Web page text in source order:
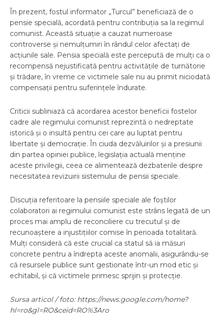
În prezent, fostul informator „Turcul” beneficiază de o
pensie specială, acordată pentru contribuția sa la regimul
comunist. Această situație a cauzat numeroase
controverse și nemulțumiri în rândul celor afectați de
acțiunile sale. Pensia specială este percepută de mulți ca o
recompensă nejustificată pentru activitățile de turnătorie
și trădare, în vreme ce victimele sale nu au primit niciodată
compensații pentru suferințele îndurate.
Criticii subliniază că acordarea acestor beneficii fostelor
cadre ale regimului comunist reprezintă o nedreptate
istorică și o insultă pentru cei care au luptat pentru
libertate și democrație. În ciuda dezvăluirilor și a presiunii
din partea opiniei publice, legislația actuală menține
aceste privilegii, ceea ce alimentează dezbaterile despre
necesitatea revizuirii sistemului de pensii speciale.
Discuția referitoare la pensiile speciale ale foștilor
colaboratori ai regimului comunist este strâns legată de un
proces mai amplu de reconciliere cu trecutul și de
recunoaștere a injustițiilor comise în perioada totalitară.
Mulți consideră că este crucial ca statul să ia măsuri
concrete pentru a îndrepta aceste anomalii, asigurându-se
că resursele publice sunt gestionate într-un mod etic și
echitabil, și că victimele primesc sprijin și protecție.
Sursa articol / foto: https://news.google.com/home?
hl=ro&gl=RO&ceid=RO%3Aro